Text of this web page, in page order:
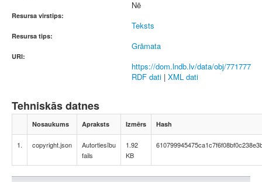
Nē
Resursa virstips:
Teksts
Resursa tips:
Grāmata
URI:
https://dom.lndb.lv/data/obj/771777
RDF dati | XML dati
Tehniskās datnes
Nosaukums Apraksts Izmērs Hash
1. copyright.json
Autortiesību
fails
1.92
KB